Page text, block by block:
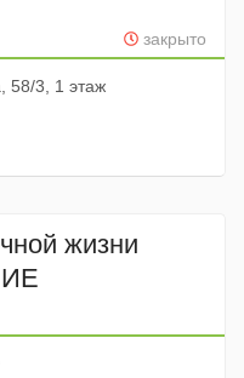
закрыто
58/3, 1 этаж
жизни